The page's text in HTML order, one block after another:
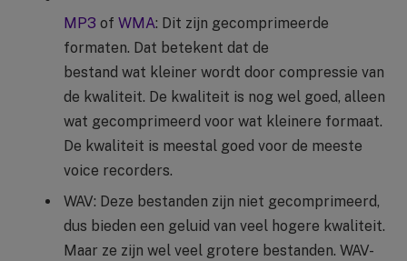
MP3 of WMA: Dit zijn gecomprimeerde
formaten. Dat betekent dat de
bestand wat kleiner wordt door compressie van
de kwaliteit. De kwaliteit is nog wel goed, alleen
wat gecomprimeerd voor wat kleinere formaat.
De kwaliteit is meestal goed voor de meeste
voice recorders.
WAV: Deze bestanden zijn niet gecomprimeerd,
dus bieden een geluid van veel hogere kwaliteit.
Maar ze zijn wel veel grotere bestanden. WAV-